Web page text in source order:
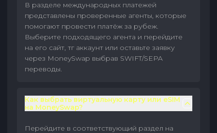
В разделе международных платежей
представлены проверенные агенты, которые
помогают провести платёж за рубеж.
Выберите подходящего агента и перейдите
на его сайт, тг аккаунт или оставьте заявку
через MoneySwap выбрав SWIFT/SEPA
переводы.
Как выбрать виртуальную карту или eSIM
на MoneySwap?
Перейдите в соответствующий раздел на